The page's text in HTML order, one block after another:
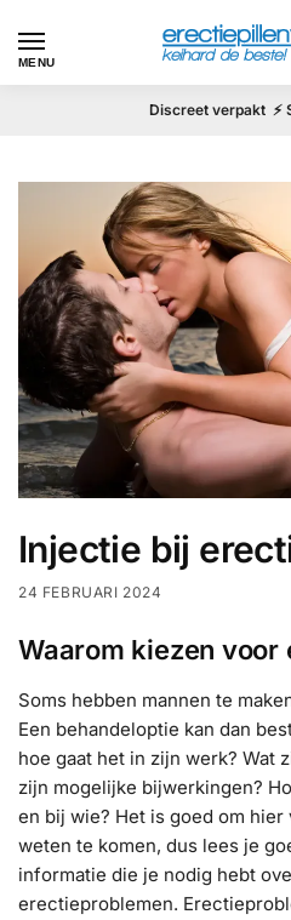
MENU
Discreet verpakt ⚡
Injectie bij
24 FEBRUARI 2024
Waarom kiezen voor
Soms hebben mannen te
Een behandeloptie kan dan
hoe gaat het in zijn werk? Wat
zijn mogelijke bijwerkingen?
en bij wie? Het is goed om
weten te komen, dus lees je
informatie die je nodig hebt
erectieproblemen.